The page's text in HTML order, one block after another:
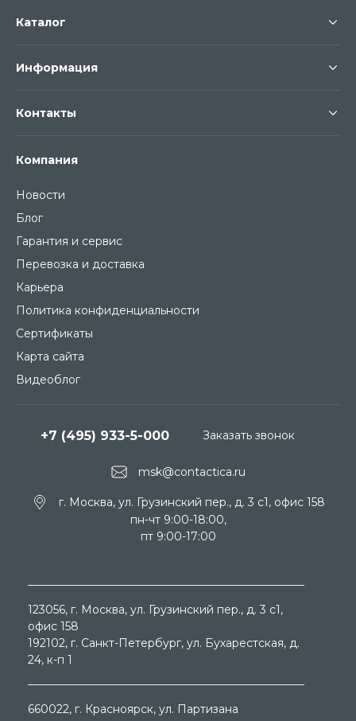
Компания
Новости
Блог
Гарантия и сервис
Перевозка и доставка
Карьера
Политика конфиденциальности
Сертификаты
Карта сайта
Видеоблог
Каталог
Информация
Контакты
msk@contactica.ru
+7 (495) 933-5-000
г. Москва, ул. Грузинский пер., д. 3 c1, офис 158
пн-чт 9:00-18:00,
пт 9:00-17:00
Заказать звонок
123056, г. Москва, ул. Грузинский пер., д. 3 c1,
офис 158
192102, г. Санкт-Петербург, ул. Бухарестская, д.
24, к-п 1
660022, г. Красноярск, ул. Партизана